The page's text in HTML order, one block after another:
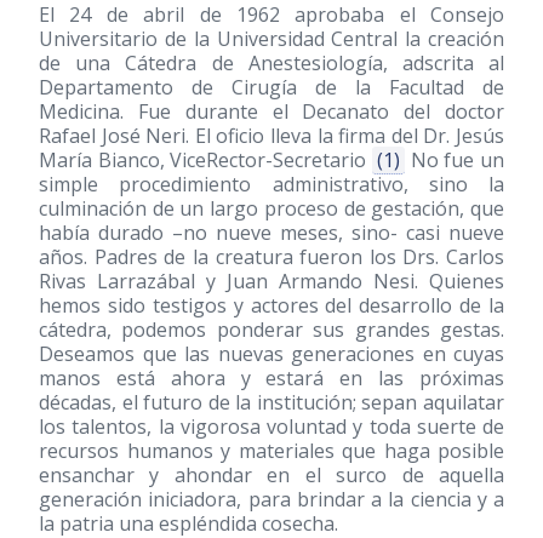
El 24 de abril de 1962 aprobaba el Consejo
Universitario de la Universidad Central la creación
de una Cátedra de Anestesiología, adscrita al
Departamento de Cirugía de la Facultad de
Medicina. Fue durante el Decanato del doctor
Rafael José Neri. El oficio lleva la firma del Dr. Jesús
María Bianco, ViceRector-Secretario (1) No fue un
simple procedimiento administrativo, sino la
culminación de un largo proceso de gestación, que
había durado –no nueve meses, sino- casi nueve
años. Padres de la creatura fueron los Drs. Carlos
Rivas Larrazábal y Juan Armando Nesi. Quienes
hemos sido testigos y actores del desarrollo de la
cátedra, podemos ponderar sus grandes gestas.
Deseamos que las nuevas generaciones en cuyas
manos está ahora y estará en las próximas
décadas, el futuro de la institución; sepan aquilatar
los talentos, la vigorosa voluntad y toda suerte de
recursos humanos y materiales que haga posible
ensanchar y ahondar en el surco de aquella
generación iniciadora, para brindar a la ciencia y a
la patria una espléndida cosecha.